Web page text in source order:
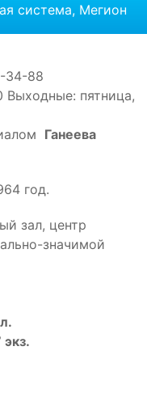
система, Мегион
34-88
Выходные: пятница,
Ганеева
год.
зал, центр
значимой